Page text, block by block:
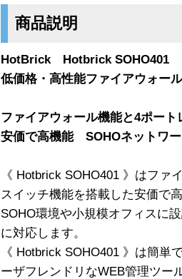
商品説明
HotBrick Hotbrick SOHO401
低価格・高性能ファイアウォー
ファイアウォール機能と4ポー
安価で高機能 SOHOネットワ
《 Hotbrick SOHO401 》はファ
スイッチ機能を搭載した安価で
SOHO環境や小規模オフィスに
に対応します。
《 Hotbrick SOHO401 》は簡単
ーザフレンドリなWEB管理ツー